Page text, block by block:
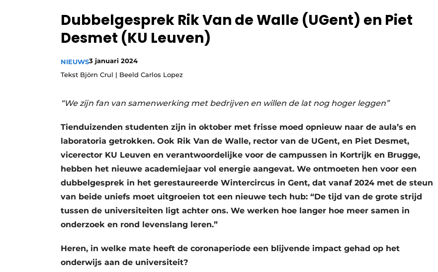
Vacature aanmelden
Vacatures
Video’s
Dubbelgesprek Rik Van de Walle (UGent) en Piet
Desmet (KU Leuven)
NIEUWS3 januari 2024
Tekst Björn Crul | Beeld Carlos Lopez
“We zijn fan van samenwerking met bedrijven en willen de lat nog hoger leggen”
Tienduizenden studenten zijn in oktober met frisse moed opnieuw naar de aula’s en
laboratoria getrokken. Ook Rik Van de Walle, rector van de UGent, en Piet Desmet,
vicerector KU Leuven en verantwoordelijke voor de cam­pussen in Kortrijk en Brugge,
hebben het nieuwe academiejaar vol energie aangevat. We ontmoeten hen voor een
dubbelgesprek in het gerestaureerde Wintercircus in Gent, dat vanaf 2024 met de steun
van beide uniefs moet uitgroeien tot een nieuwe tech hub: “De tijd van de grote strijd
tussen de universiteiten ligt achter ons. We werken hoe langer hoe meer samen in
onderzoek en rond levenslang leren.”
Heren, in welke mate heeft de coronaperiode een blijvende impact gehad op het
onderwijs aan de universiteit?